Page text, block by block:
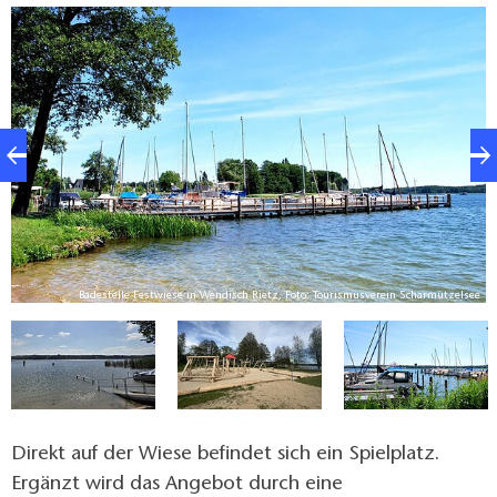
Badestelle Festwiese in Wendisch Rietz, Foto: Tourismusverein Scharmützelsee
Direkt auf der Wiese befindet sich ein Spielplatz.
Ergänzt wird das Angebot durch eine